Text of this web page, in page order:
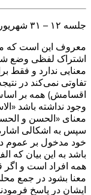
جلسه ۱۲ – ۳۱ شهریور ۱۴۰۴
معروف این است که
اشتراک لفظی وضع
معنایی ندارد و فقط
تفاوتی نمی‌کند در
اقسامش) همه بر
وجود نداشته باشد
معنای «الحسن و
سپس به اشکالی
خود مدخول بر عموم
باشد به این بیان که
همه افراد است و
معنا بشود در جمع
ایشان در پاسخ